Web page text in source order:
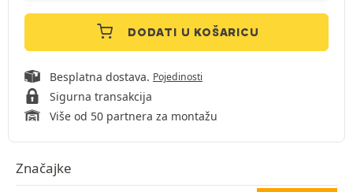
DODATI U KOŠARICU
Besplatna dostava. Pojedinosti
Sigurna transakcija
Više od 50 partnera za montažu
Značajke